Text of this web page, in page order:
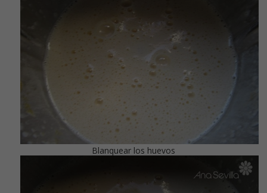
Blanquear los huevos